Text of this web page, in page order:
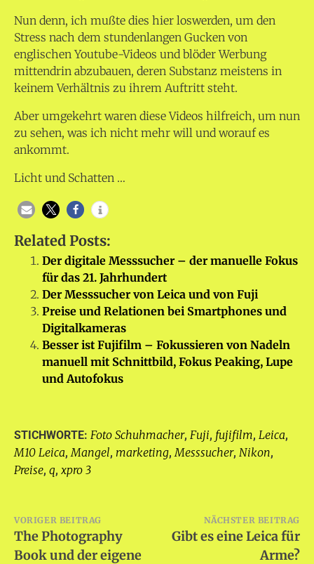
Nun denn, ich mußte dies hier loswerden, um den
Stress nach dem stundenlangen Gucken von
englischen Youtube-Videos und blöder Werbung
mittendrin abzubauen, deren Substanz meistens in
keinem Verhältnis zu ihrem Auftritt steht.
Aber umgekehrt waren diese Videos hilfreich, um nun
zu sehen, was ich nicht mehr will und worauf es
ankommt.
Licht und Schatten …
Related Posts:
Der digitale Messsucher – der manuelle Fokus
für das 21. Jahrhundert
Der Messsucher von Leica und von Fuji
Preise und Relationen bei Smartphones und
Digitalkameras
Besser ist Fujifilm – Fokussieren von Nadeln
manuell mit Schnittbild, Fokus Peaking, Lupe
und Autofokus
STICHWORTE: Foto Schuhmacher, Fuji, fujifilm, Leica,
M10 Leica,Mangel, marketing,Messsucher, Nikon,
Preise, q, xpro 3
Beitragsnavigation
VORIGER BEITRAG
The Photography
Book und der eigene
NÄCHSTER BEITRAG
Gibt es eine Leica für
Arme?